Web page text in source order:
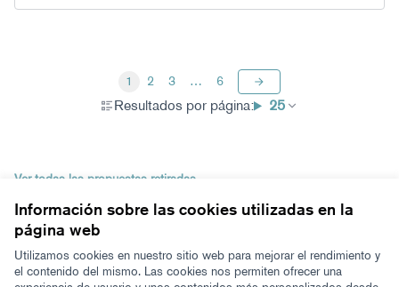
Información sobre las cookies utilizadas en la
página web
Utilizamos cookies en nuestro sitio web para mejorar el rendimiento y
el contenido del mismo. Las cookies nos permiten ofrecer una
Resultados por página: 25
1 2 3 … 6
Ver todas las propuestas retiradas
Términos y condiciones de uso
Configuración de cookies
Zeugaz en X
Zeugaz en Facebook
Zeugaz en Instagram
Zeugaz en YouTube
Zeugaz en GitHub